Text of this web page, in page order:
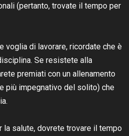
(pertanto, trovate il tempo per
voglia di lavorare, ricordate che è
Se resistete alla
premiati con un allenamento
più impegnativo del solito) che
la salute, dovrete trovare il tempo